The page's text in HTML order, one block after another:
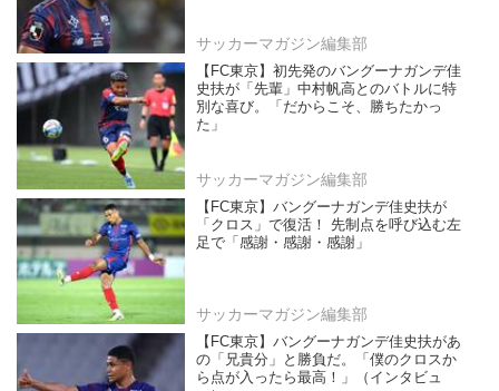
サッカーマガジン編集部
【FC東京】初先発のバングーナガンデ佳
史扶が「先輩」中村帆高とのバトルに特
別な喜び。「だからこそ、勝ちたかっ
た」
サッカーマガジン編集部
【FC東京】バングーナガンデ佳史扶が
「クロス」で復活！ 先制点を呼び込む左
足で「感謝・感謝・感謝」
サッカーマガジン編集部
【FC東京】バングーナガンデ佳史扶があ
の「兄貴分」と勝負だ。「僕のクロスか
ら点が入ったら最高！」（インタビュ